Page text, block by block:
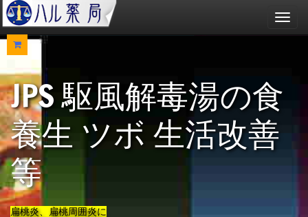
メ
ニ
JPS 駆風解毒湯の食
養生 ツボ 生活改善
等
扁桃炎、扁桃周囲炎に